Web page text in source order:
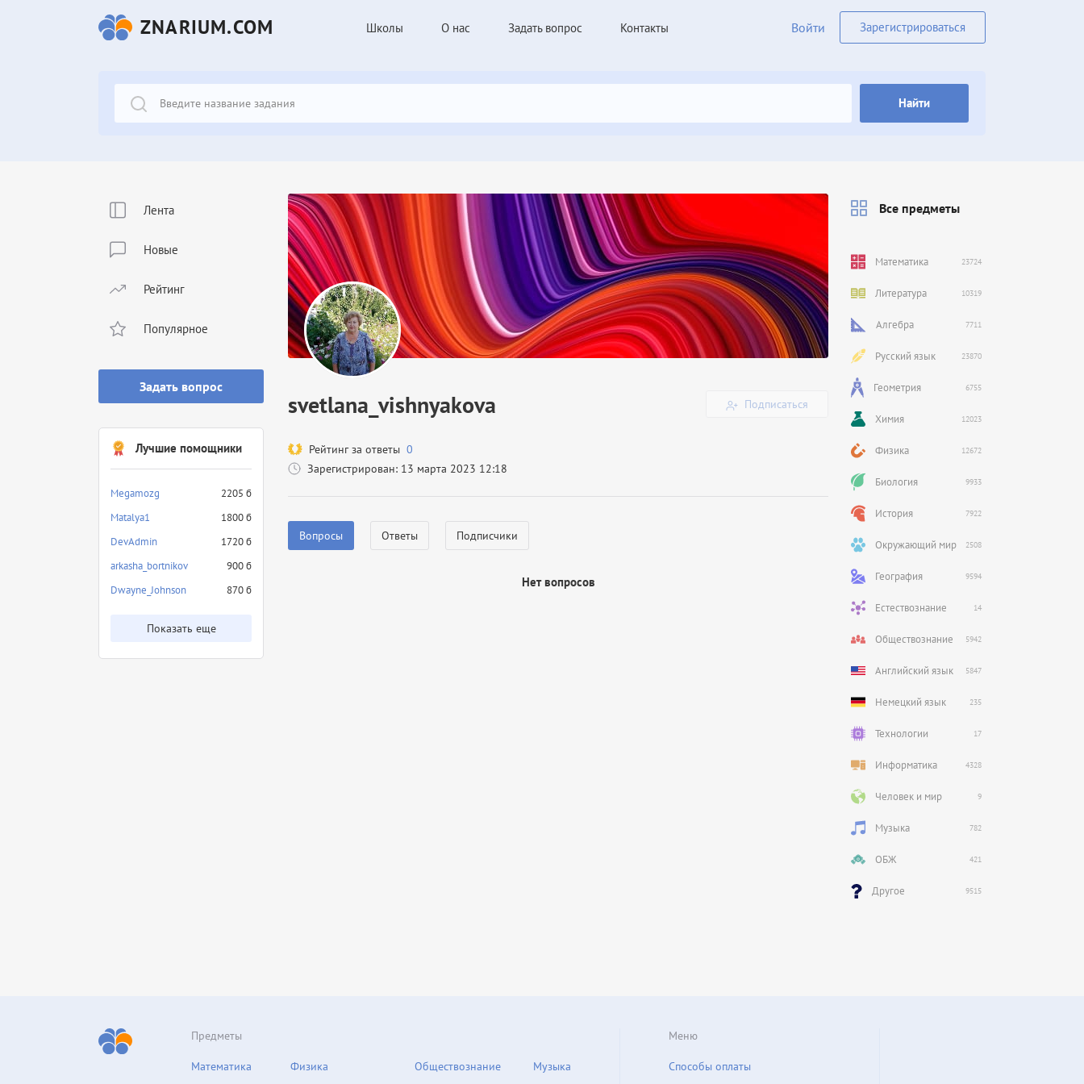
ZNARIUM.COM Школы О нас Задать вопрос Контакты Войти Зарегистрироваться
Найти
Лента
Новые
Рейтинг
Популярное
Задать вопрос
Лучшие помощники
Megamozg
2205 б
Matalya1
1800 б
DevAdmin
1720 б
arkasha_bortnikov
900 б
Dwayne_Johnson
870 б
Показать еще
svetlana_vishnyakova Подписаться
Рейтинг за ответы 0
Зарегистрирован: 13 марта 2023 12:18
Вопросы Ответы Подписчики
Нет вопросов
Все предметы
Математика 23724
Литература 10319
Алгебра 7711
Русский язык 23870
Геометрия 6755
Химия 12023
Физика 12672
Биология 9933
История 7922
Окружающий мир 2508
География 9594
Естествознание 14
Обществознание 5942
Английский язык 5847
Немецкий язык 235
Технологии 17
Информатика 4328
Человек и мир 9
Музыка 782
ОБЖ 421
Другое 9515
Предметы
Математика
Физика
Обществознание
Музыка
Меню
Способы оплаты